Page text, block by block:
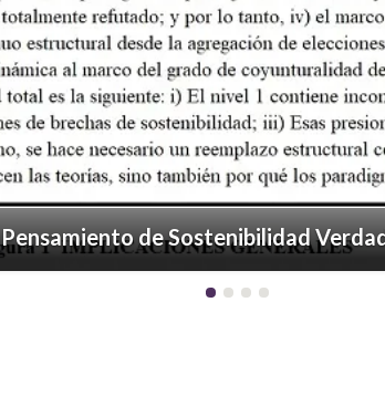
Pensamiento de Sostenibilidad